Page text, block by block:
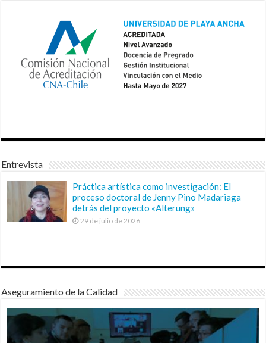
Entrevista
Práctica artística como investigación: El
proceso doctoral de Jenny Pino Madariaga
detrás del proyecto «Alterung»
29 de julio de 2026
Aseguramiento de la Calidad